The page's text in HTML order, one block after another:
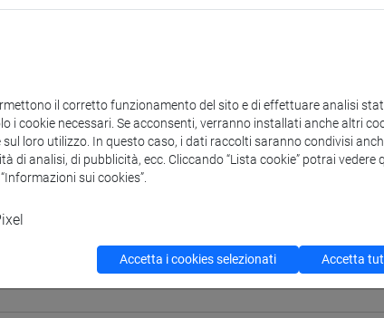
il corretto funzionamento del sito e di effettuare analisi
i cookie necessari. Se acconsenti, verranno installati anche altri
loro utilizzo. In questo caso, i dati raccolti saranno condivisi
analisi, di pubblicità, ecc. Cliccando “Lista cookie” potrai vedere
sui cookies”.
Accetta i cookies selezionati Accetta